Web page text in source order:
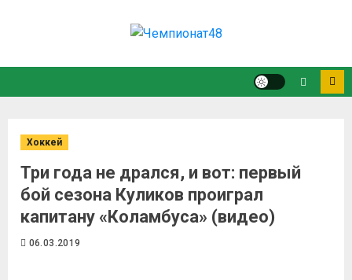
Хоккей
Три года не дрался, и вот: первый
бой сезона Куликов проиграл
капитану «Коламбуса» (видео)
06.03.2019